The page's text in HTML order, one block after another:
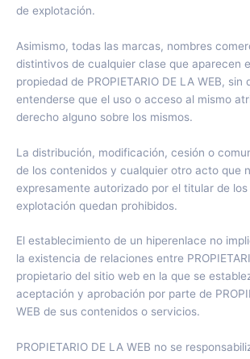
de explotación.
Asimismo, todas las marcas, nombres
distintivos de cualquier clase que aparecen
propiedad de PROPIETARIO DE LA WEB, sin
entenderse que el uso o acceso al mismo
derecho alguno sobre los mismos.
La distribución, modificación, cesión o
de los contenidos y cualquier otro acto que
expresamente autorizado por el titular de
explotación quedan prohibidos.
El establecimiento de un hiperenlace no
la existencia de relaciones entre
propietario del sitio web en la que se
aceptación y aprobación por parte de
WEB de sus contenidos o servicios.
PROPIETARIO DE LA WEB no se